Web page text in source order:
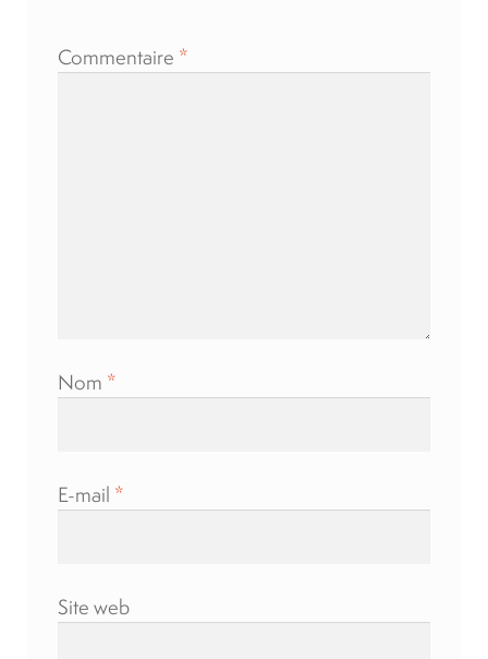
Quadriporteurs
English
Commentaire *
Nom *
E-mail *
Site web